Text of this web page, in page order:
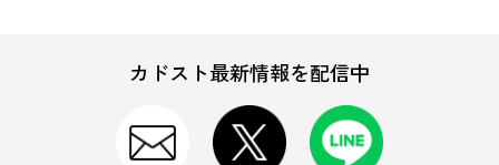
カドスト最新情報を配信中